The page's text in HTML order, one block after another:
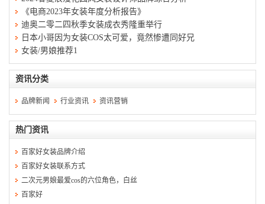
《电商2023年女装年度分析报告》
迪奥二零二四秋季女装成衣秀隆重举行
日本小哥因为女装COS太可爱，竟然惨遭同好兄
女装/男娘推荐1
资讯分类
品牌新闻 行业资讯 资讯营销
热门资讯
百家好女装品牌介绍
百家好女装联系方式
二次元男娘最爱cos的六位角色，白丝
百家好